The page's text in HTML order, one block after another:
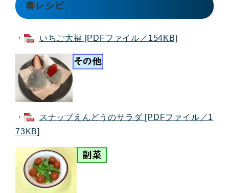
春レシピ
・ いちご大福 [PDFファイル／154KB]
・
スナップえんどうのサラダ [PDFファイル／1
73KB]